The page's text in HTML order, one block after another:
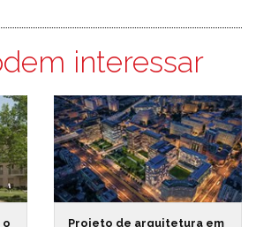
interessar
o
Projeto de arquitetura em